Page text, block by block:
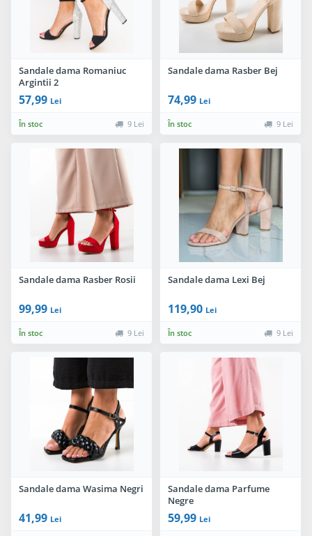
Sandale dama Romaniuc
Argintii 2
57,99 Lei
În stoc 9 Lei
Sandale dama Rasber Bej
74,99 Lei
În stoc 9 Lei
Sandale dama Rasber Rosii
99,99 Lei
În stoc 9 Lei
Sandale dama Lexi Bej
119,90 Lei
În stoc 9 Lei
Sandale dama Wasima Negri
41,99 Lei
Sandale dama Parfume
Negre
59,99 Lei